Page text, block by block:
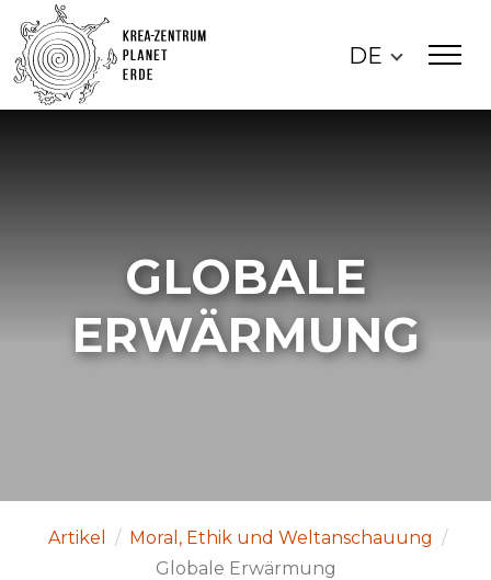
DE
GLOBALE
ERWÄRMUNG
Artikel / Moral, Ethik und Weltanschauung /
Globale Erwärmung